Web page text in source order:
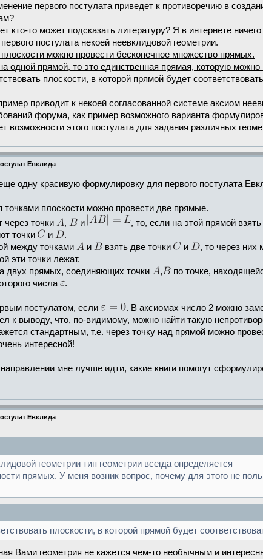
первого постулата приведет к противоречию в
кто-то может подсказать литературу? Я в интернете
постулата некоей неевклидовой геометрии.
можно провести бесконечное множество прямых.
одной прямой, то это единственная прямая, которую можно
плоскости, в которой прямой будет
приводит к некоей согласованной системе аксиом
форума, как пример возможного варианта
возможности этого постулата для задания различных
Евклида
одну красивую формулировку для первого постулата
плоскости можно провести две прямые.
через точки , и , то, если на этой прямой взять
точки
и
.
между точками и взять две точки и
, то через них
эти точки лежат.
двух прямых, соединяющих точки , по точке,
числа
.
постулатом, если
. В аксиомах число 2 можно
к выводу, что, по-видимому, можно найти такую
стандартным, т.е. через точку над прямой можно
интересной!
мне лучше идти, какие книги помогут
Евклида
геометрии тип геометрии всегда определяется
прямых. У меня возник вопрос, почему для этого не
плоскости, в которой прямой будет
Вами геометрия не кажется чем-то необычным и